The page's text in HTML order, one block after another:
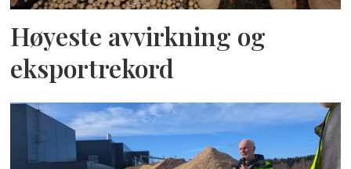
Høyeste avvirkning og
eksportrekord